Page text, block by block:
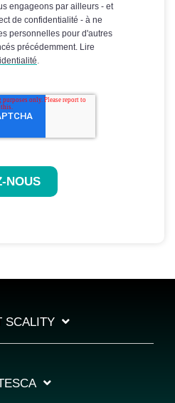
engageons par ailleurs - et
de confidentialité - à ne
personnelles pour d'autres
précédemment. Lire
NOUS
SCALITY